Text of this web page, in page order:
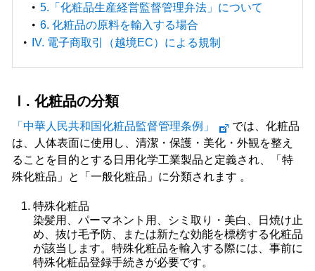
5.「化粧品生産経営監督管理弁法」について
6. 化粧品の原料を輸入する場合
IV. 電子商取引（越境EC）による規制
Ⅰ. 化粧品の分類
「中華⼈⺠共和国化粧品監督管理条例」
では、化粧品
は、人体表面に使用し、清潔・保護・美化・外観を整え
ることを目的とする日用化学工業製品と定義され、「特
殊化粧品」と「一般化粧品」に分類されます 。
特殊化粧品
染髪⽤、パーマネント用、シミ取り・美白、⽇焼け⽌
め、抜け毛予防、または新たな効能を標榜する化粧品
が該当します。特殊化粧品を輸入する際には、事前に
特殊化粧品登録手続きが必要です。